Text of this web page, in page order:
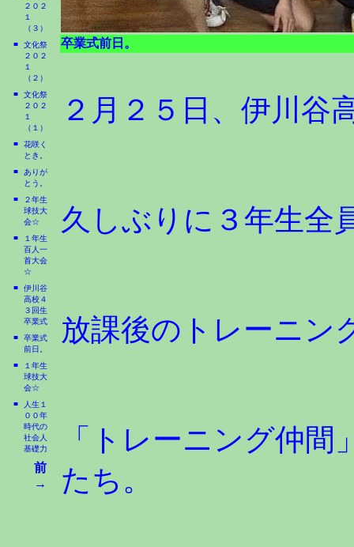
２０２
１
（３）
■
文化祭
２０２
１
（２）
■
文化祭
２０２
１
（１）
■
花咲く
とき。
■
ありが
とう。
■
２年生
球技大
会☆
■
１年生
百人一
首大会
☆
■
伊川谷
高校４
３回生
卒業式
■
卒業式
前日。
■
１年生
球技大
会☆
■
人生１
００年
時代の
社会人
基礎力
前
→
卒業式前日。
２月２５日、伊川谷
久しぶりに３年生全
放課後のトレーニン
「トレーニング仲
たち。